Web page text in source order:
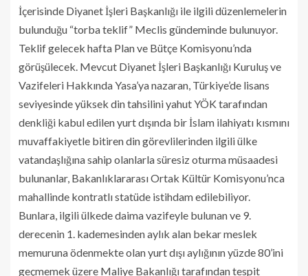
İçerisinde Diyanet İşleri Başkanlığı ile ilgili düzenlemelerin
bulunduğu “torba teklif” Meclis gündeminde bulunuyor.
Teklif gelecek hafta Plan ve Bütçe Komisyonu’nda
görüşülecek. Mevcut Diyanet İşleri Başkanlığı Kuruluş ve
Vazifeleri Hakkında Yasa’ya nazaran, Türkiye’de lisans
seviyesinde yüksek din tahsilini yahut YÖK tarafından
denkliği kabul edilen yurt dışında bir İslam ilahiyatı kısmını
muvaffakiyetle bitiren din görevlilerinden ilgili ülke
vatandaşlığına sahip olanlarla süresiz oturma müsaadesi
bulunanlar, Bakanlıklararası Ortak Kültür Komisyonu’nca
mahallinde kontratlı statüde istihdam edilebiliyor.
Bunlara, ilgili ülkede daima vazifeyle bulunan ve 9.
derecenin 1. kademesinden aylık alan bekar meslek
memuruna ödenmekte olan yurt dışı aylığının yüzde 80’ini
geçmemek üzere Maliye Bakanlığı tarafından tespit